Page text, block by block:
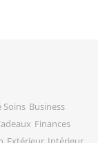
Soins Business
Finances